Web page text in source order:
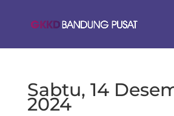
Sabtu, 14
2024